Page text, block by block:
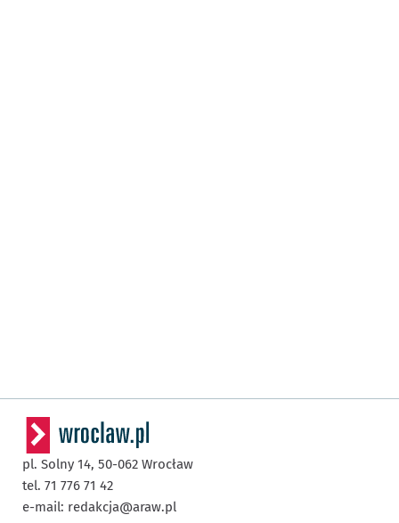
pl. Solny 14, 50-062 Wrocław
tel. 71 776 71 42
e-mail: redakcja@araw.pl